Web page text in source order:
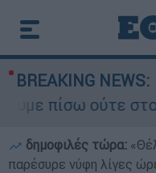
BREAKING NEWS:
ούτε στον
δημοφιλές τώρα:
παρέσυρε νύφη λίγες